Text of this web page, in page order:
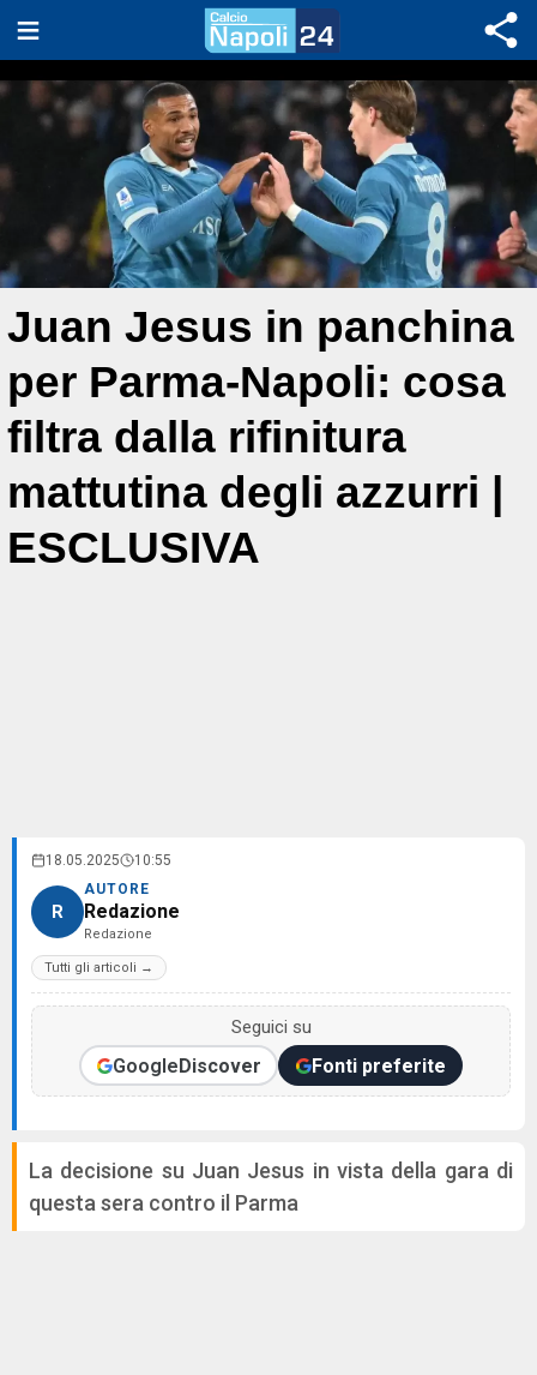
Juan Jesus in panchina
per Parma-Napoli: cosa
filtra dalla rifinitura
mattutina degli azzurri |
ESCLUSIVA
18.05.2025 10:55
R
AUTORE
Redazione
Redazione
Tutti gli articoli →
Seguici su
GoogleDiscover Fonti preferite
La decisione su Juan Jesus in vista della gara di
questa sera contro il Parma